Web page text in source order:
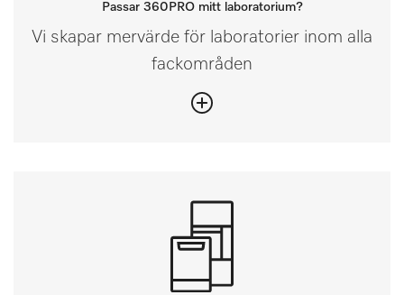
Passar 360PRO mitt laboratorium?
Vi skapar mervärde för laboratorier inom alla
fackområden